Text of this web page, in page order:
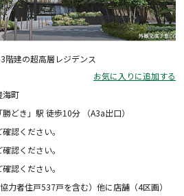
階建の超高層レジデンス
お気に入りに追加する
海町
認ください。
どき」駅 徒歩10分 （A3a出口）
認ください。
認ください。
力者住戸537戸を含む）他に店舗（4区画）